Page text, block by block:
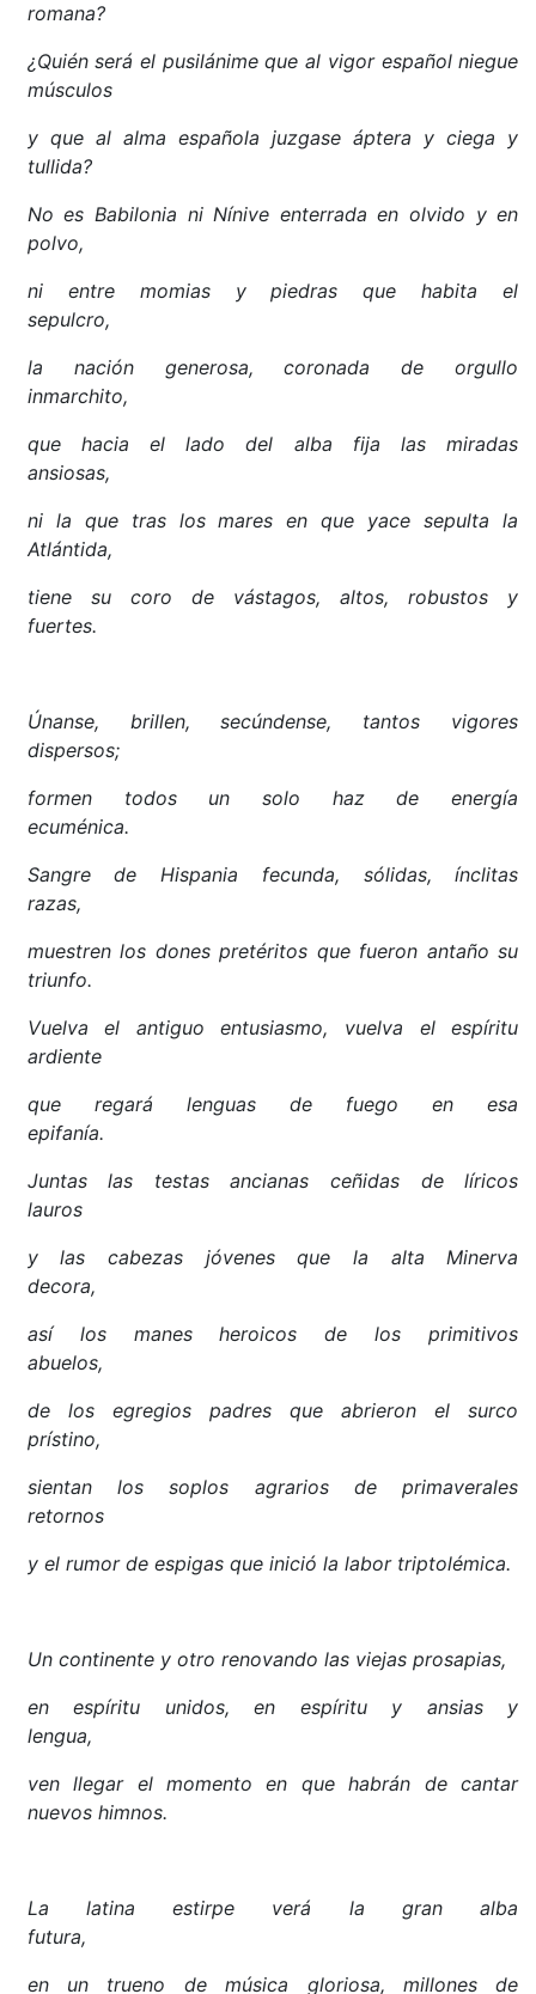
romana?
¿Quién será el pusilánime que al vigor español niegue
músculos
y que al alma española juzgase áptera y ciega y
tullida?
No es Babilonia ni Nínive enterrada en olvido y en
polvo,
ni entre momias y piedras que habita el
sepulcro,
la nación generosa, coronada de orgullo
inmarchito,
que hacia el lado del alba fija las miradas
ansiosas,
ni la que tras los mares en que yace sepulta la
Atlántida,
tiene su coro de vástagos, altos, robustos y
fuertes.
Únanse, brillen, secúndense, tantos vigores
dispersos;
formen todos un solo haz de energía
ecuménica.
Sangre de Hispania fecunda, sólidas, ínclitas
razas,
muestren los dones pretéritos que fueron antaño su
triunfo.
Vuelva el antiguo entusiasmo, vuelva el espíritu
ardiente
que regará lenguas de fuego en esa
epifanía.
Juntas las testas ancianas ceñidas de líricos
lauros
y las cabezas jóvenes que la alta Minerva
decora,
así los manes heroicos de los primitivos
abuelos,
de los egregios padres que abrieron el surco
prístino,
sientan los soplos agrarios de primaverales
retornos
y el rumor de espigas que inició la labor triptolémica.
Un continente y otro renovando las viejas prosapias,
en espíritu unidos, en espíritu y ansias y
lengua,
ven llegar el momento en que habrán de cantar
nuevos himnos.
La latina estirpe verá la gran alba
futura,
en un trueno de música gloriosa, millones de